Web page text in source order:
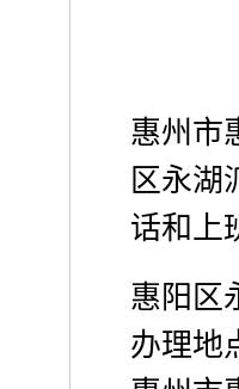
惠州市
区永湖
话和上
惠阳区
办理地